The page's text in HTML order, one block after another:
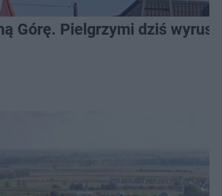
Górę. Pielgrzymi dziś